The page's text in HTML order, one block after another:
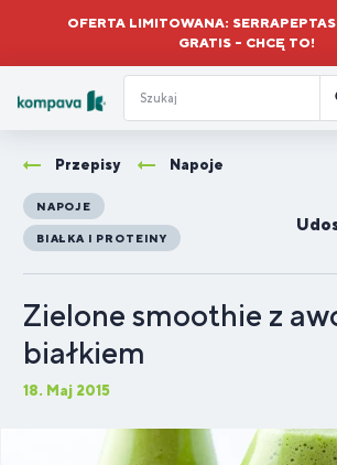
OFERTA LIMITOWANA:
GRATIS – CHCĘ TO!
Przepisy Napoje
NAPOJE
BIAŁKA I PROTEINY
Zielone smoothie z
białkiem
18. Maj 2015